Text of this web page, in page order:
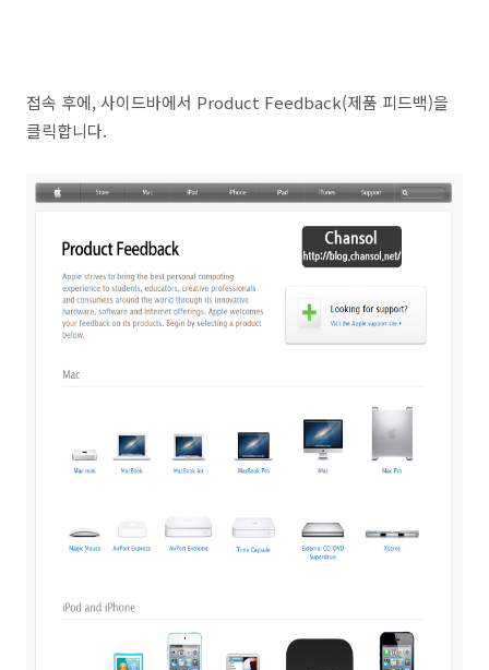
접속 후에, 사이드바에서 Product Feedback(제품 피드백)을
클릭합니다.